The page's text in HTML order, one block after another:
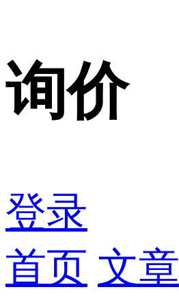
询价
登录
首页 文章